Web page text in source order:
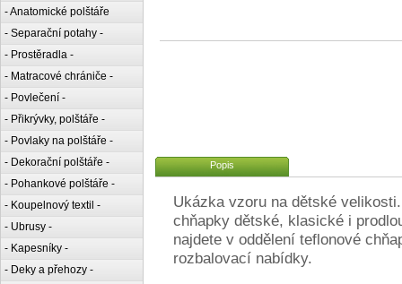
- Anatomické polštáře
- Separační potahy -
- Prostěradla -
- Matracové chrániče -
- Povlečení -
- Přikrývky, polštáře -
- Povlaky na polštáře -
- Dekorační polštáře -
- Pohankové polštáře -
- Koupelnový textil -
- Ubrusy -
- Kapesníky -
- Deky a přehozy -
Popis
Ukázka vzoru na dětské
chňapky dětské, klasické i
najdete v oddělení teflonové
rozbalovací nabídky.